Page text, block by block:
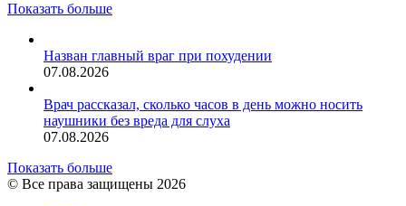
Показать больше
Назван главный враг при похудении
07.08.2026
Врач рассказал, сколько часов в день можно носить
наушники без вреда для слуха
07.08.2026
Показать больше
© Все права защищены 2026